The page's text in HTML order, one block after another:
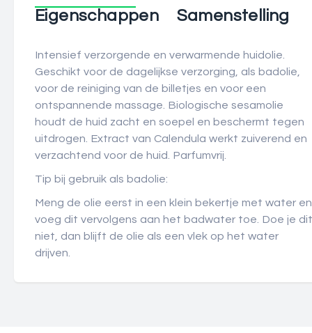
Eigenschappen
Samenstelling
Intensief verzorgende en verwarmende huidolie.
Geschikt voor de dagelijkse verzorging, als badolie,
voor de reiniging van de billetjes en voor een
ontspannende massage. Biologische sesamolie
houdt de huid zacht en soepel en beschermt tegen
uitdrogen. Extract van Calendula werkt zuiverend en
verzachtend voor de huid. Parfumvrij.
Tip bij gebruik als badolie:
Meng de olie eerst in een klein bekertje met water en
voeg dit vervolgens aan het badwater toe. Doe je dit
niet, dan blijft de olie als een vlek op het water
drijven.